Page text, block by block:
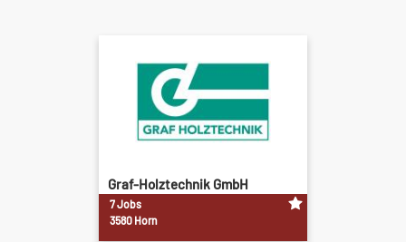
Graf-Holztechnik GmbH
7 Jobs
3580 Horn